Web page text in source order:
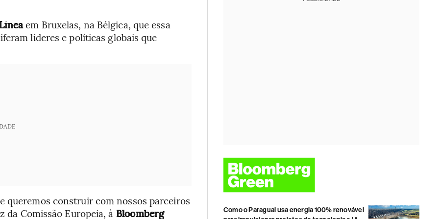
em Bruxelas, na Bélgica, que essa
líderes e políticas globais que
queremos construir com nossos parceiros
Comissão Europeia, à Bloomberg
Como o Paraguai usa energia 100% renovável